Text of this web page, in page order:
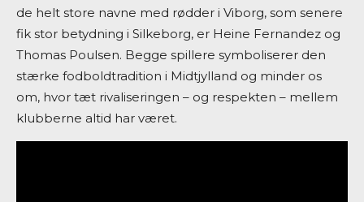
de helt store navne med rødder i Viborg, som senere
fik stor betydning i Silkeborg, er Heine Fernandez og
Thomas Poulsen. Begge spillere symboliserer den
stærke fodboldtradition i Midtjylland og minder os
om, hvor tæt rivaliseringen – og respekten – mellem
klubberne altid har været.